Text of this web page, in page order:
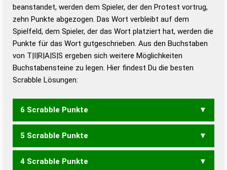
Duden – Standardwerk in 12 Bänden
Duden – Richtiges und gutes
Deutsch
Duden – Die deutsche Grammatik
Duden – Deutsches
beanstandet, werden dem Spieler, der den Protest vortrug,
zehn Punkte abgezogen. Das Wort verbleibt auf dem
Spielfeld, dem Spieler, der das Wort platziert hat, werden die
Punkte für das Wort gutgeschrieben. Aus den Buchstaben
von T|I|R|A|S|S ergeben sich weitere Möglichkeiten
Buchstabensteine zu legen. Hier findest Du die besten
Scrabble Lösungen:
6 Scrabble Punkte
SITARS
5 Scrabble Punkte
ARSIS ASTIS RISST
STASI
4 Scrabble Punkte